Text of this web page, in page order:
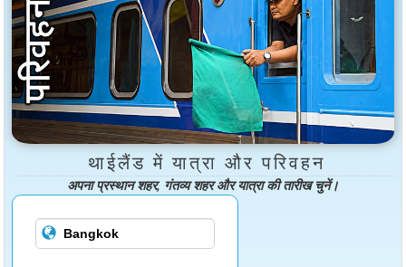
थाईलैंड में यात्रा और परिवहन
अपना प्रस्थान शहर, गंतव्य शहर और यात्रा की तारीख चुनें।